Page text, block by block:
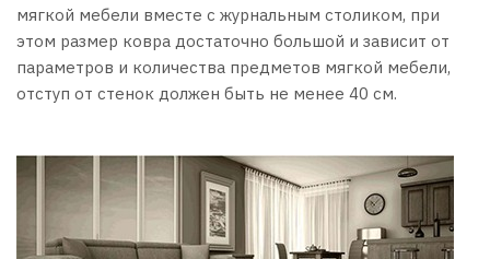
мягкой мебели вместе с журнальным столиком, при
этом размер ковра достаточно большой и зависит от
параметров и количества предметов мягкой мебели,
отступ от стенок должен быть не менее 40 см.